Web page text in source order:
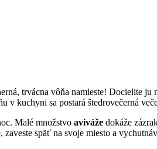
trvácna vôňa namieste! Docielite ju
v kuchyni sa postará štedrovečerná
Malé množstvo aviváže dokáže
späť na svoje miesto a